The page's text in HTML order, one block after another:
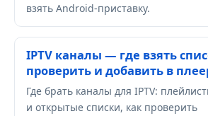
взять Android-приставку.
IPTV каналы — где взять
проверить и добавить в
Где брать каналы для IPTV:
и открытые списки, как проверить